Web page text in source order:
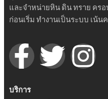
และจำหน่ายหิน ดิน ทราย คร
ก่อนเริ่ม ทำงานเป็นระบบ เน้
บริการ